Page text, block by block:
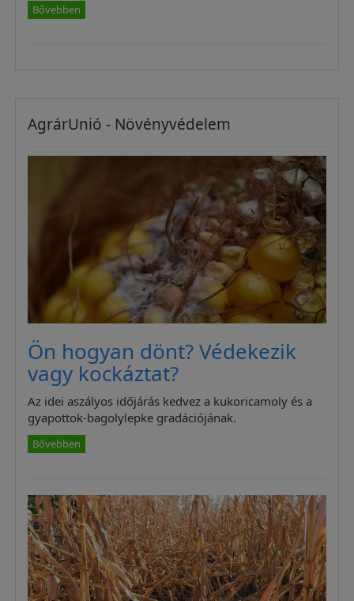
Bővebben
AgrárUnió - Növényvédelem
Ön hogyan dönt? Védekezik
vagy kockáztat?
Az idei aszályos időjárás kedvez a kukoricamoly és a
gyapottok-bagolylepke gradációjának.
Bővebben